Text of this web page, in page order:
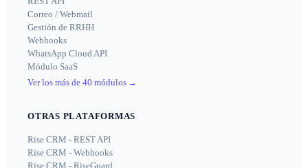
Correo / Webmail
Gestión de RRHH
Webhooks
WhatsApp Cloud API
Módulo SaaS
Ver los más de 40 módulos →
OTRAS PLATAFORMAS
Rise CRM - REST API
Rise CRM - Webhooks
Rise CRM - RiseGuard